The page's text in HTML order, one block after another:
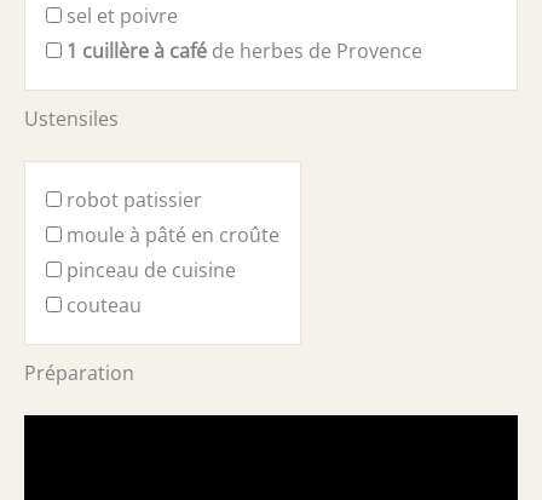
sel et poivre
1 cuillère à café de herbes de Provence
Ustensiles
robot patissier
moule à pâté en croûte
pinceau de cuisine
couteau
Préparation